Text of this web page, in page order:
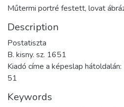
Műtermi portré festett, lovat
Description
Postatiszta
B. kisny. sz. 1651
Kiadó címe a képeslap
51
Keywords